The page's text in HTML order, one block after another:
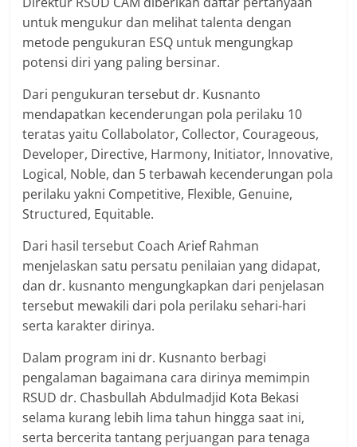
untuk mengukur dan melihat talenta dengan
metode pengukuran ESQ untuk mengungkap
potensi diri yang paling bersinar.
Dari pengukuran tersebut dr. Kusnanto
mendapatkan kecenderungan pola perilaku 10
teratas yaitu Collabolator, Collector, Courageous,
Developer, Directive, Harmony, Initiator, Innovative,
Logical, Noble, dan 5 terbawah kecenderungan pola
perilaku yakni Competitive, Flexible, Genuine,
Structured, Equitable.
Dari hasil tersebut Coach Arief Rahman
menjelaskan satu persatu penilaian yang didapat,
dan dr. kusnanto mengungkapkan dari penjelasan
tersebut mewakili dari pola perilaku sehari-hari
serta karakter dirinya.
Dalam program ini dr. Kusnanto berbagi
pengalaman bagaimana cara dirinya memimpin
RSUD dr. Chasbullah Abdulmadjid Kota Bekasi
selama kurang lebih lima tahun hingga saat ini,
serta bercerita tantang perjuangan para tenaga